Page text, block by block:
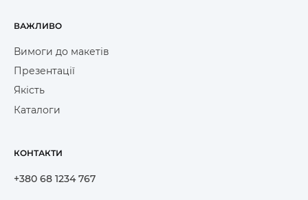
ВАЖЛИВО
Вимоги до макетів
Презентації
Якість
Каталоги
КОНТАКТИ
+380 68 1234 767